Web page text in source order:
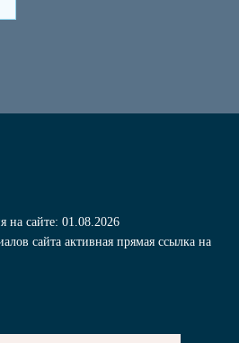
на сайте: 01.08.2026
сайта активная прямая ссылка на